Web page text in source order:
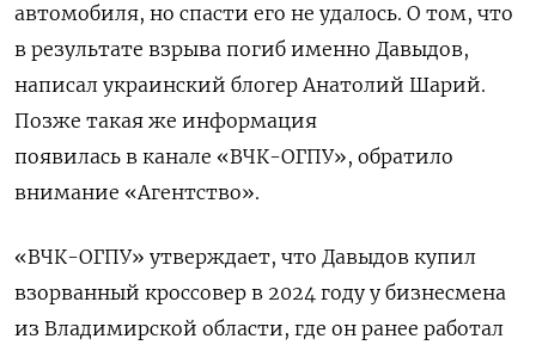
автомобиля, но спасти его не удалось. О том, что
в результате взрыва погиб именно Давыдов,
написал украинский блогер Анатолий Шарий.
Позже такая же информация
появилась в канале «ВЧК-ОГПУ», обратило
внимание «Агентство».
«ВЧК-ОГПУ» утверждает, что Давыдов купил
взорванный кроссовер в 2024 году у бизнесмена
из Владимирской области, где он ранее работал